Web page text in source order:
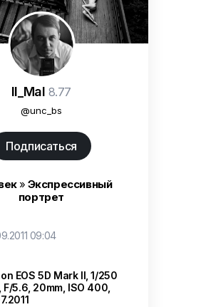
Il_Mal 8.77
@unc_bs
Подписаться
» Экспрессивный
портрет
09:04
EOS 5D Mark II, 1/250
F/5.6, 20mm, ISO 400,